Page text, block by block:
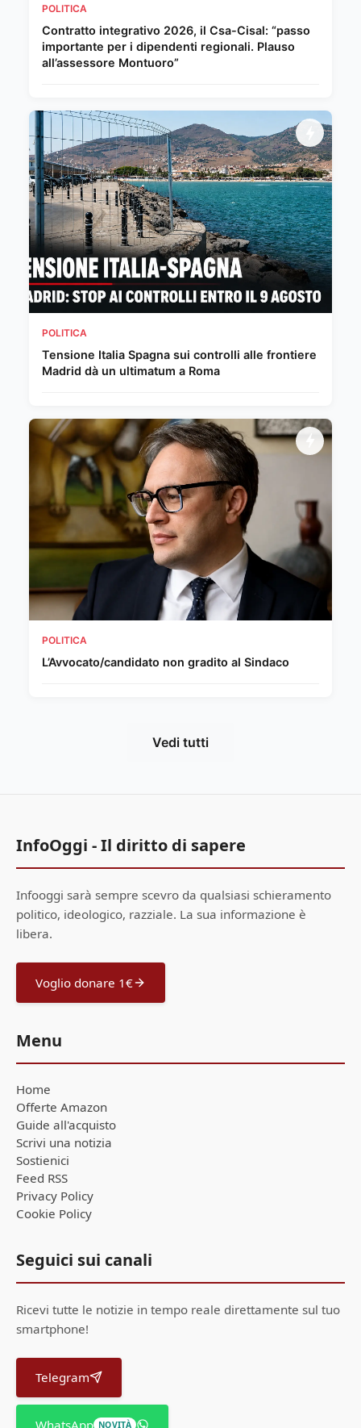
POLITICA
Contratto integrativo 2026, il Csa-Cisal: “passo
importante per i dipendenti regionali. Plauso
all’assessore Montuoro”
POLITICA
Tensione Italia Spagna sui controlli alle frontiere
Madrid dà un ultimatum a Roma
POLITICA
L’Avvocato/candidato non gradito al Sindaco
Vedi tutti
InfoOggi - Il diritto di sapere
Infooggi sarà sempre scevro da qualsiasi schieramento
politico, ideologico, razziale. La sua informazione è
libera.
Voglio donare 1€
Menu
Home
Offerte Amazon
Guide all'acquisto
Scrivi una notizia
Sostienici
Feed RSS
Privacy Policy
Cookie Policy
Seguici sui canali
Ricevi tutte le notizie in tempo reale direttamente sul tuo
smartphone!
Telegram
NOVITÀ